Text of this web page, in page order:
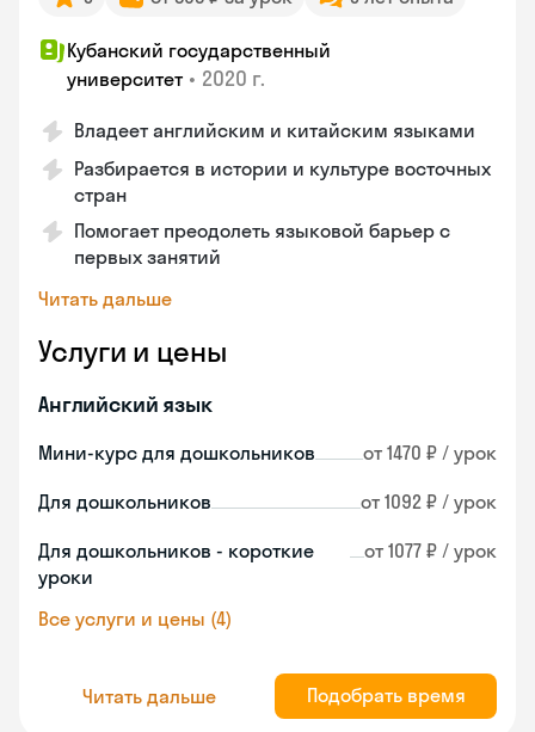
Кубанский государственный
университет • 2020 г.
Владеет английским и китайским языками
Разбирается в истории и культуре восточных
стран
Помогает преодолеть языковой барьер с
первых занятий
Читать дальше
Услуги и цены
Английский язык
Мини-курс для дошкольников от 1470 ₽ / урок
Для дошкольников от 1092 ₽ / урок
Для дошкольников - короткие
уроки
от 1077 ₽ / урок
Все услуги и цены (4)
Читать дальше Подобрать время